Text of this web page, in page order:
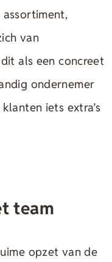
van
als een concreet
ondernemer
iets extra’s
team
opzet van de